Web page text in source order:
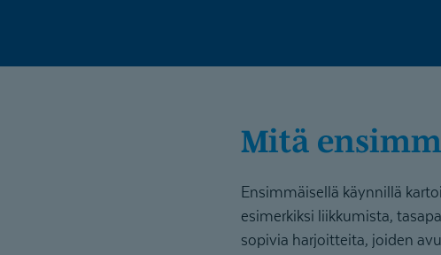
Mitä
Ensimmäisellä käynnillä
esimerkiksi liikkumista,
sopivia harjoitteita, joiden